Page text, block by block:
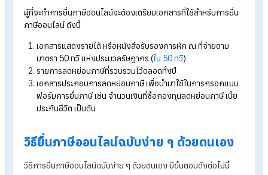
รู้จักโปรแกรม HR ของ HumanSoft เพิ่มเติม
โปรแกรมคำนวณเงินเดือนอัตโนมัติ
ระบบลงเวลาทำงานออนไลน์
ราคาโปรแกรมเงินเดือน เริ่มต้น 590 บาท/เดือน
ทดลองใช้งานฟรี 30 วัน
เอกสารที่ต้องเตรียมในการยื่นภาษี
ออนไลน์